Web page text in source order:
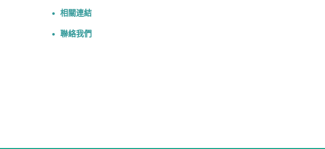
相關連結
聯絡我們